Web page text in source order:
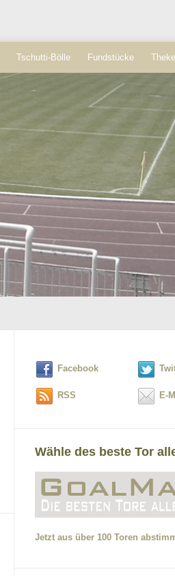
Tschutti-Bölle Fundstücke
Facebook
RSS E-
Wähle des beste Tor
Jetzt aus über 100 Toren